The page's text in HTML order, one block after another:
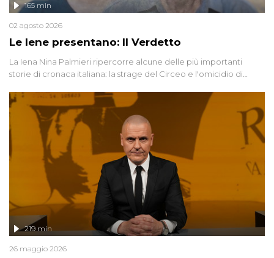
Le Iene presentano: Il Verdetto
165 min
02 agosto 2026
La Iena Nina Palmieri ripercorre alcune delle più importanti
storie di cronaca italiana: la strage del Circeo e l'omicidio di
219 min
26 maggio 2026